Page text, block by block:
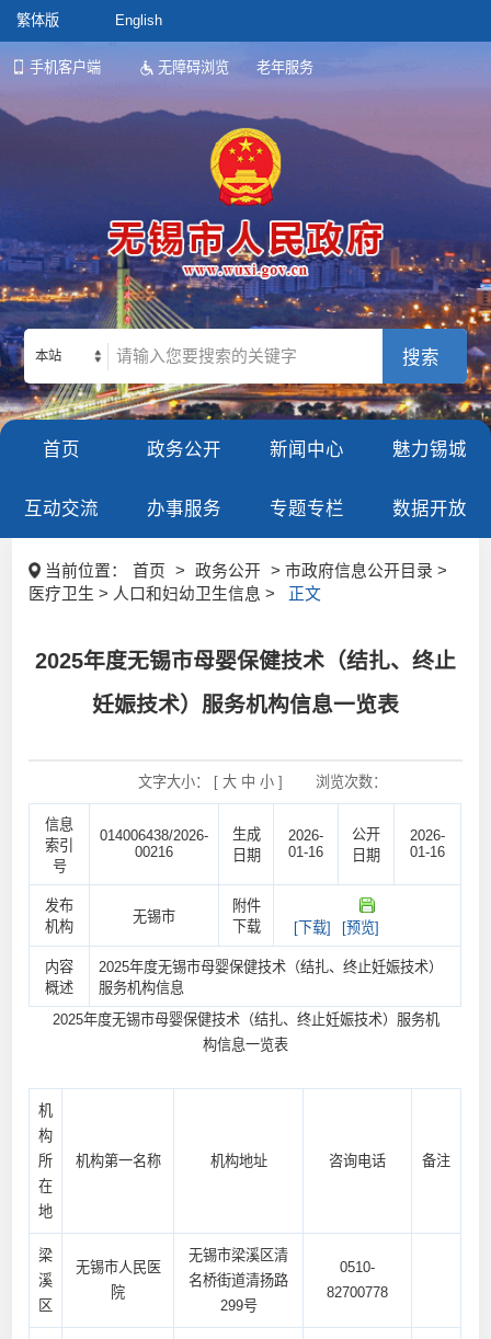
繁体版 English
手机客户端 无障碍浏览 老年服务
本站
首页 政务公开 新闻中心 魅力锡城
互动交流 办事服务 专题专栏 数据开放
当前位置： 首页 > 政务公开
> 市政府信息公开目录 >
医疗卫生 > 人口和妇幼卫生信息 >
正文
2025年度无锡市母婴保健技术（结扎、终止
妊娠技术）服务机构信息一览表
文字大小： [ 大 中 小] 浏览次数：
信息
索引
号
014006438/2026-
00216
生成
日期
2026-
01-16
公开
日期
2026-
01-16
发布
机构
无锡市
附件
下载
[下载] [预览]
内容
概述
2025年度无锡市母婴保健技术（结扎、终止妊娠技术）
服务机构信息
2025年度无锡市母婴保健技术（结扎、终止妊娠技术）服务机
构信息一览表
机
构
所
在
地
机构第一名称 机构地址 咨询电话 备注
梁
溪
区
无锡市人民医
院
无锡市梁溪区清
名桥街道清扬路
299号
0510-
82700778